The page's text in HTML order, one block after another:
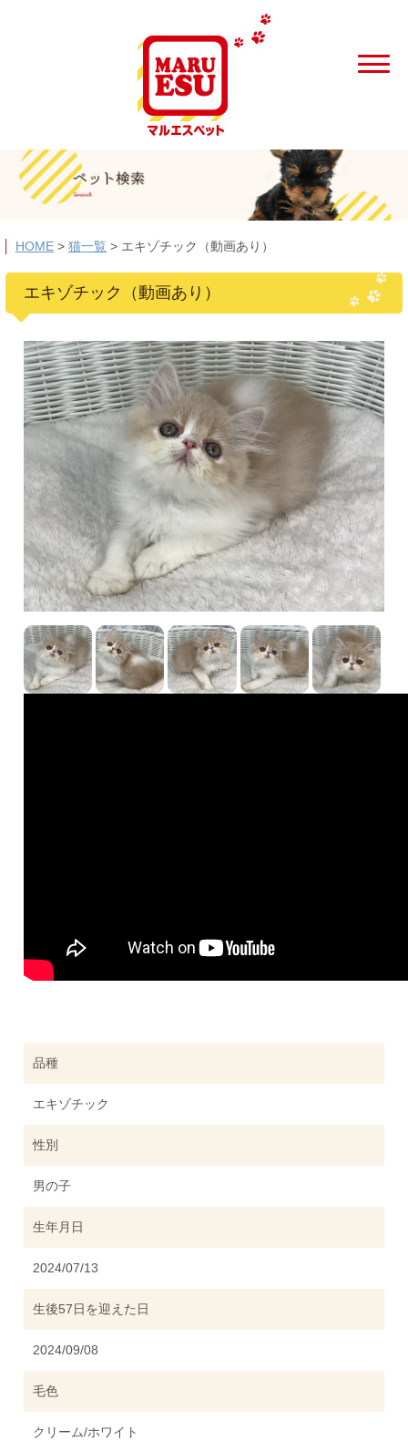
HOME> 猫一覧 > エキゾチック（動画あり）
エキゾチック（動画あり）
品種
エキゾチック
性別
男の子
生年月日
2024/07/13
生後57日を迎えた日
2024/09/08
毛色
クリーム/ホワイト